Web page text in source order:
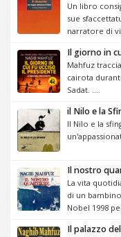
Un libro
sue
narratore di
Il giorno in
Mahfuz
cairota
Sadat. ....
il Nilo e la
Il Nilo e la
Il nostro
La vita
di un
Nobel 1998
Il palazzo